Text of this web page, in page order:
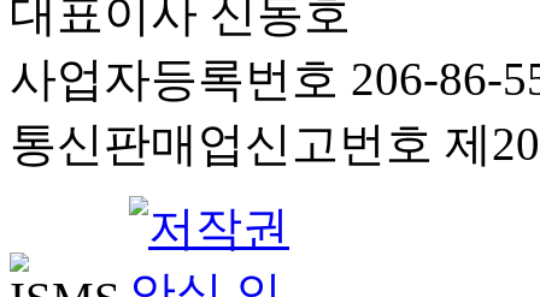
대표이사 신동호
사업자등록번호 206-86-
통신판매업신고번호 제